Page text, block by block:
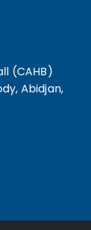
(CAHB)
Abidjan,